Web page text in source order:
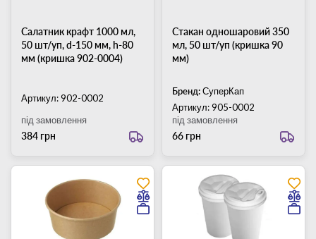
Салатник крафт 1000 мл,
50 шт/уп, d-150 мм, h-80
мм (кришка 902-0004)
Артикул: 902-0002
384 грн
під замовлення
Стакан одношаровий 350
мл, 50 шт/уп (кришка 90
мм)
Бренд:СуперКап
Артикул: 905-0002
66 грн
під замовлення